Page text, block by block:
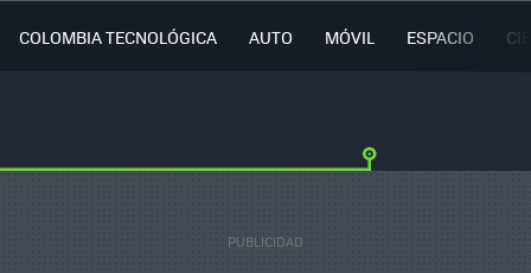
COLOMBIA TECNOLÓGICA AUTO MÓVIL ESPACIO